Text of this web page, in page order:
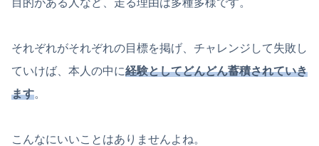
それぞれがそれぞれの目標を掲げ、チャレンジして失敗し
ていけば、本人の中に経験としてどんどん蓄積されていき
ます。
こんなにいいことはありませんよね。